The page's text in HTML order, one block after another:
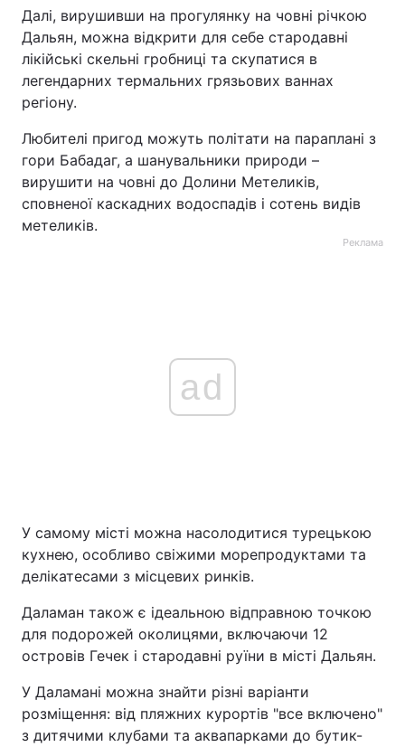
Далі, вирушивши на прогулянку на човні річкою
Дальян, можна відкрити для себе стародавні
лікійські скельні гробниці та скупатися в
легендарних термальних грязьових ваннах
регіону.
Любителі пригод можуть політати на параплані з
гори Бабадаг, а шанувальники природи –
вирушити на човні до Долини Метеликів,
сповненої каскадних водоспадів і сотень видів
метеликів.
Реклама
ad
У самому місті можна насолодитися турецькою
кухнею, особливо свіжими морепродуктами та
делікатесами з місцевих ринків.
Даламан також є ідеальною відправною точкою
для подорожей околицями, включаючи 12
островів Гечек і стародавні руїни в місті Дальян.
У Даламані можна знайти різні варіанти
розміщення: від пляжних курортів "все включено"
з дитячими клубами та аквапарками до бутик-